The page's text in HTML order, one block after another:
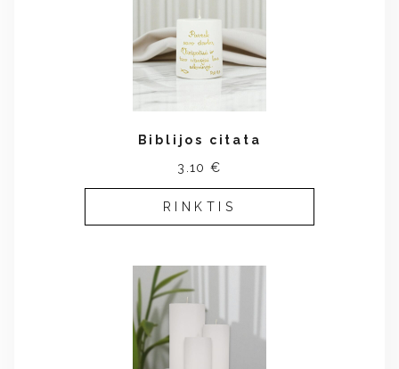
Biblijos citata
3.10 €
RINKTIS